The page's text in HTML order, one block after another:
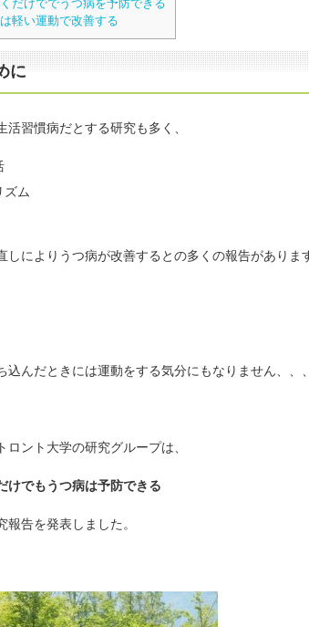
だけででうつ病を予防できる
軽い運動で改善する
に
活習慣病だとする研究も多く、
ズム
しによりうつ病が改善するとの多くの報告がありま
込んだときには運動をする気分にもなりません、、、
ロント大学の研究グループは、
けでもうつ病は予防できる
報告を発表しました。